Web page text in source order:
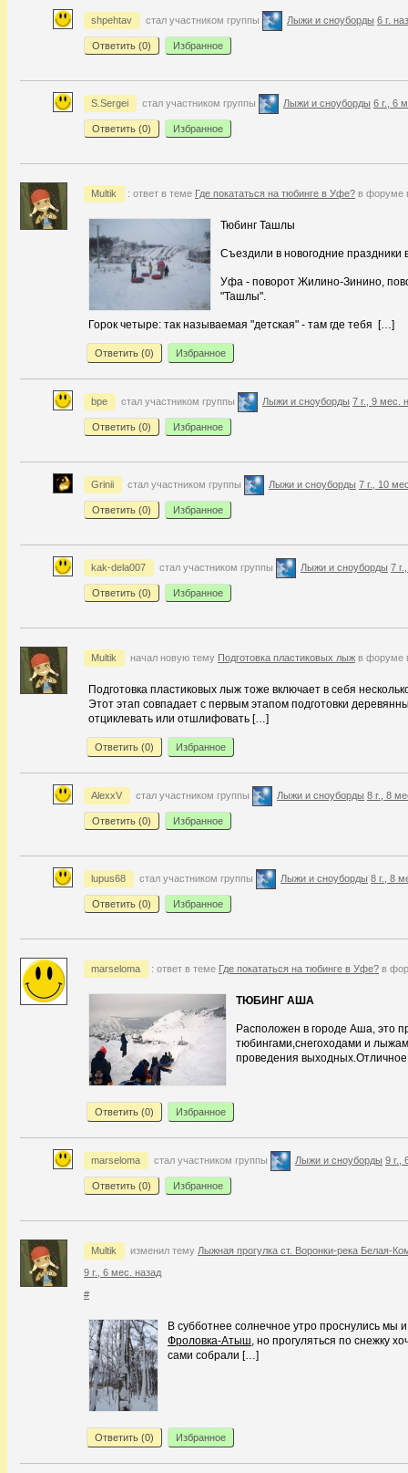
shpehtav стал участником группы Лыжи и сноуборды 6 г.
Ответить (0) Избранное
S.Sergei стал участником группы Лыжи и сноуборды 6 г., 6
Ответить (0) Избранное
Multik : ответ в теме Где покататься на тюбинге в Уфе? в форуме
Тюбинг Ташлы
Съездили в новогодние праздники
Уфа - поворот Жилино-Зинино,
"Ташлы".
Горок четыре: так называемая "детская" - там где тебя […]
Ответить (0) Избранное
bpe стал участником группы Лыжи и сноуборды 7 г., 9 мес.
Ответить (0) Избранное
Grinii стал участником группы Лыжи и сноуборды 7 г., 10
Ответить (0) Избранное
kak-dela007 стал участником группы Лыжи и сноуборды 7
Ответить (0) Избранное
Multik начал новую тему Подготовка пластиковых лыж в форуме
Подготовка пластиковых лыж тоже включает в себя
Этот этап совпадает с первым этапом подготовки
отциклевать или отшлифовать […]
Ответить (0) Избранное
AlexxV стал участником группы Лыжи и сноуборды 8 г., 8
Ответить (0) Избранное
lupus68 стал участником группы Лыжи и сноуборды 8 г., 8
Ответить (0) Избранное
marseloma : ответ в теме Где покататься на тюбинге в Уфе? в
ТЮБИНГ АША
Расположен в городе Аша, это
тюбингами,снегоходами и
проведения
Ответить (0) Избранное
marseloma стал участником группы Лыжи и сноуборды 9 г.,
Ответить (0) Избранное
Multik изменил тему Лыжная прогулка ст. Воронки-река Белая-
9 г., 6 мес. назад
#
В субботнее солнечное утро проснулись мы
Фроловка-Атыш, но прогуляться по снежку
сами собрали […]
Ответить (0) Избранное